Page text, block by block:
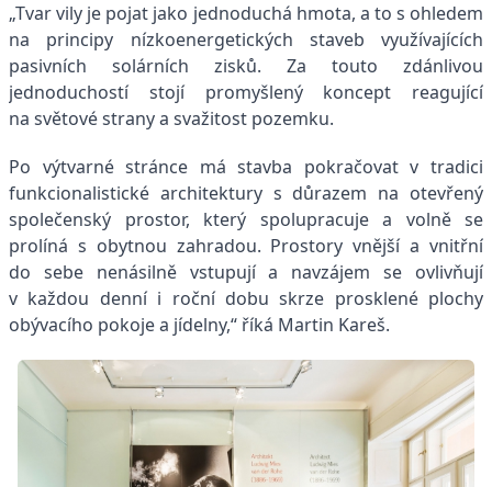
„Tvar vily je pojat jako jednoduchá hmota, a to s ohledem
na principy nízkoenergetických staveb využívajících
pasivních solárních zisků. Za touto zdánlivou
jednoduchostí stojí promyšlený koncept reagující
na světové strany a svažitost pozemku.
Po výtvarné stránce má stavba pokračovat v tradici
funkcionalistické architektury s důrazem na otevřený
společenský prostor, který spolupracuje a volně se
prolíná s obytnou zahradou. Prostory vnější a vnitřní
do sebe nenásilně vstupují a navzájem se ovlivňují
v každou denní i roční dobu skrze prosklené plochy
obývacího pokoje a jídelny,“ říká Martin Kareš.